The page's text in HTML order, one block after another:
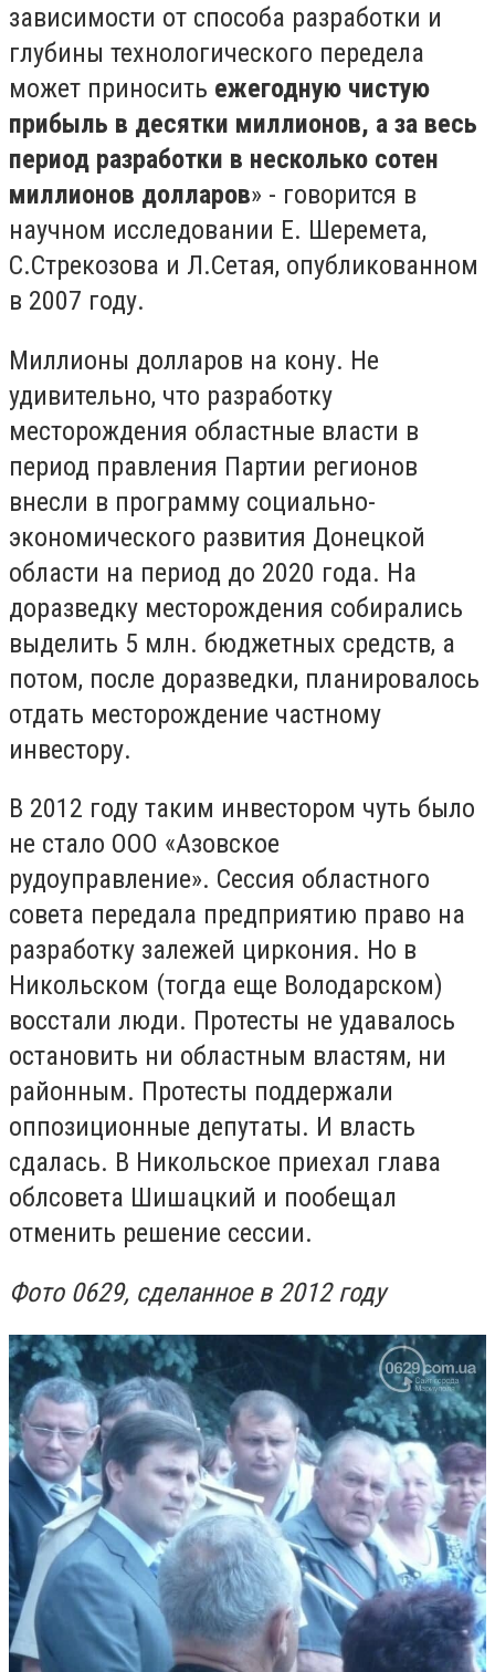
зависимости от способа разработки и
глубины технологического передела
может приносить ежегодную чистую
прибыль в десятки миллионов, а за весь
период разработки в несколько сотен
миллионов долларов» - говорится в
научном исследовании Е. Шеремета,
С.Стрекозова и Л.Сетая, опубликованном
в 2007 году.
Миллионы долларов на кону. Не
удивительно, что разработку
месторождения областные власти в
период правления Партии регионов
внесли в программу социально-
экономического развития Донецкой
области на период до 2020 года. На
доразведку месторождения собирались
выделить 5 млн. бюджетных средств, а
потом, после доразведки, планировалось
отдать месторождение частному
инвестору.
В 2012 году таким инвестором чуть было
не стало ООО «Азовское
рудоуправление». Сессия областного
совета передала предприятию право на
разработку залежей циркония. Но в
Никольском (тогда еще Володарском)
восстали люди. Протесты не удавалось
остановить ни областным властям, ни
районным. Протесты поддержали
оппозиционные депутаты. И власть
сдалась. В Никольское приехал глава
облсовета Шишацкий и пообещал
отменить решение сессии.
Фото 0629, сделанное в 2012 году